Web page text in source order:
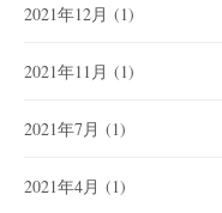
2021年12月 (1)
2021年11月 (1)
2021年7月 (1)
2021年4月 (1)